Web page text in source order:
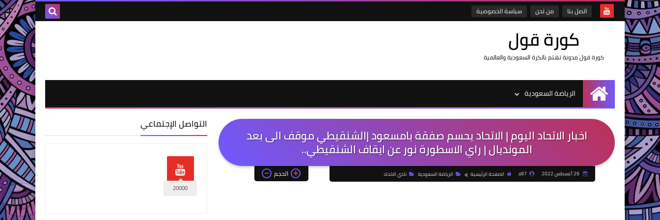
اتصل بنا من نحن سياسة الخصوصية
كورة قول
كورة قول مدونة تهتم بالكرة السعودية والعالمية
الرئيسية
الرياضة السعودية
اخبار الاتحاد اليوم | الاتحاد يحسم صفقة بامسعود |الشنقيطي موقف الى بعد
المونديال | راي الاسطورة نور عن ايقاف الشنقيطي..
a97 الصفحة الرئيسية الرياضة السعودية نادي الاتحاد الحجم
التواصل الإجتماعي
20000